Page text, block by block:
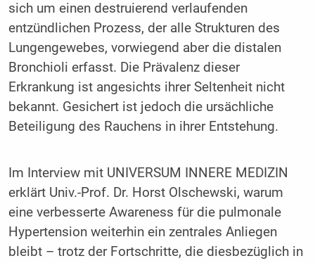
sich um einen destruierend verlaufenden
entzündlichen Prozess, der alle Strukturen des
Lungengewebes, vorwiegend aber die distalen
Bronchioli erfasst. Die Prävalenz dieser
Erkrankung ist angesichts ihrer Seltenheit nicht
bekannt. Gesichert ist jedoch die ursächliche
Beteiligung des Rauchens in ihrer Entstehung.
Im Interview mit UNIVERSUM INNERE MEDIZIN
erklärt Univ.-Prof. Dr. Horst Olschewski, warum
eine verbesserte Awareness für die pulmonale
Hypertension weiterhin ein zentrales Anliegen
bleibt – trotz der Fortschritte, die diesbezüglich in